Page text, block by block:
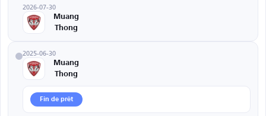
2026-07-30
Muang
Thong
2025-06-30
Muang
Thong
Fin de prêt